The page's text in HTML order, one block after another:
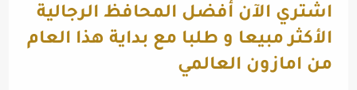
اشتري الآن أفضل المحافظ الرجالية
الأكثر مبيعا و طلبا مع بداية هذا العام
من امازون العالمي